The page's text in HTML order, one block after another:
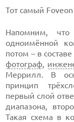
Тот самый Foveon
Напомним, что
одноимённой
потом – в
фотограф,
Меррилл. В
принцип
первый слой
диапазона,
Такая схема в